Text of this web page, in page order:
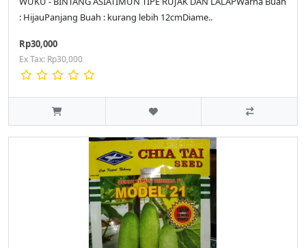
: HijauPanjang Buah : kurang lebih 12cmDiame..
Rp30,000
Ex Tax: Rp30,000